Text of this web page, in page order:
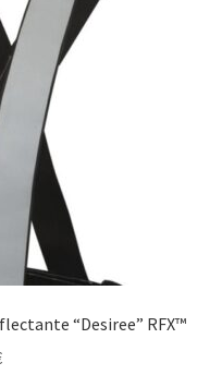
“Desiree” RFX™